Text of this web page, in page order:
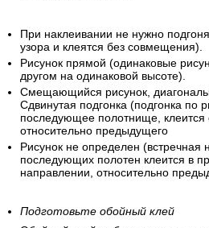
При наклеивании не нужно
узора и клеятся без совмещения).
Рисунок прямой (одинаковые
другом на одинаковой высоте).
Смещающийся рисунок,
Сдвинутая подгонка (подгонка по
последующее полотнище, клеится
относительно предыдущего
Рисунок не определен (встречная
последующих полотен клеится в
направлении, относительно
Подготовьте обойный клей